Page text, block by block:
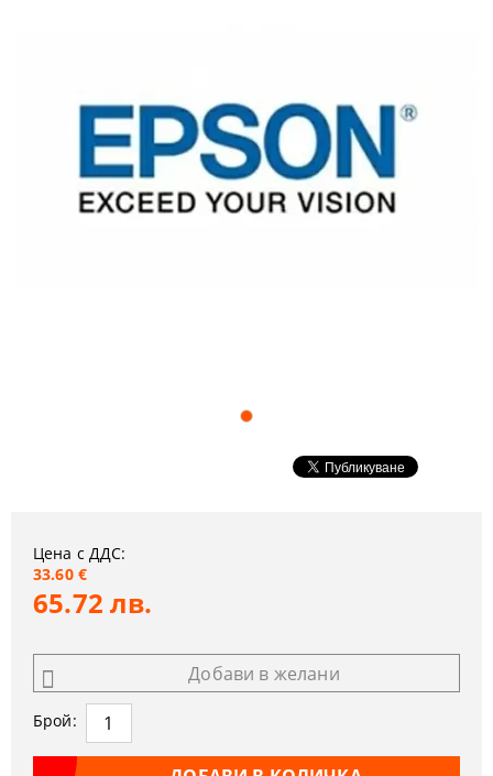
Цена с ДДС:
33.60 €
65.72 лв.
Добави в желани
Брой: